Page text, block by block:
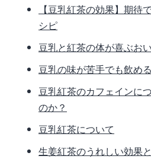
【豆乳紅茶の効果】期待
シピ
豆乳と紅茶の体が喜ぶお
豆乳の味が苦手でも飲め
豆乳紅茶のカフェインに
のか？
豆乳紅茶について
生姜紅茶のうれしい効果